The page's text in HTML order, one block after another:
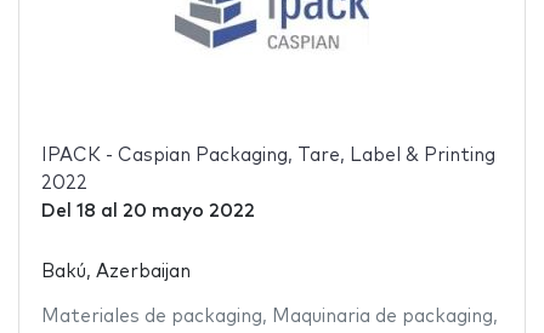
IPACK - Caspian Packaging, Tare, Label & Printing
2022
Del 18 al 20 mayo 2022
Bakú, Azerbaijan
Materiales de packaging, Maquinaria de packaging,